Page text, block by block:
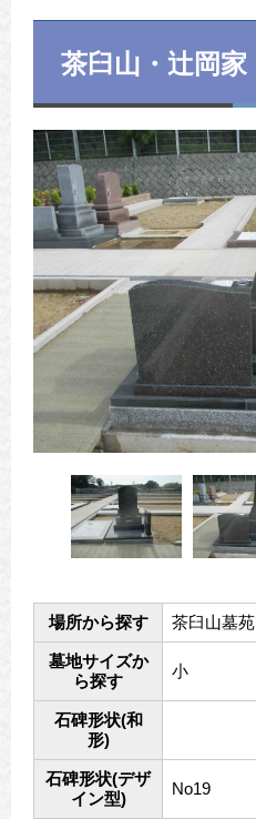
茶臼山・辻岡家
場所から探す 茶臼山墓苑
墓地サイズか
ら探す
小
石碑形状(和
形)
石碑形状(デザ
イン型)
No19